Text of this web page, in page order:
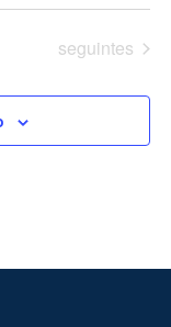
Eventos
seguintes